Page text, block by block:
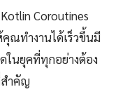
Coroutines
คุณทำงานได้เร็วขึ้นมี
นยุคที่ทุกอย่างต้อง
สำคัญ